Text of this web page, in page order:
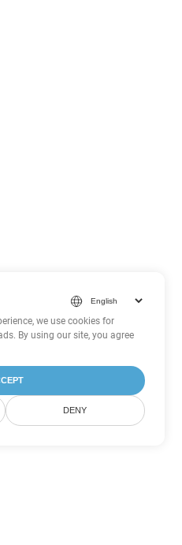
we use cookies for
By using our site, you agree
DENY